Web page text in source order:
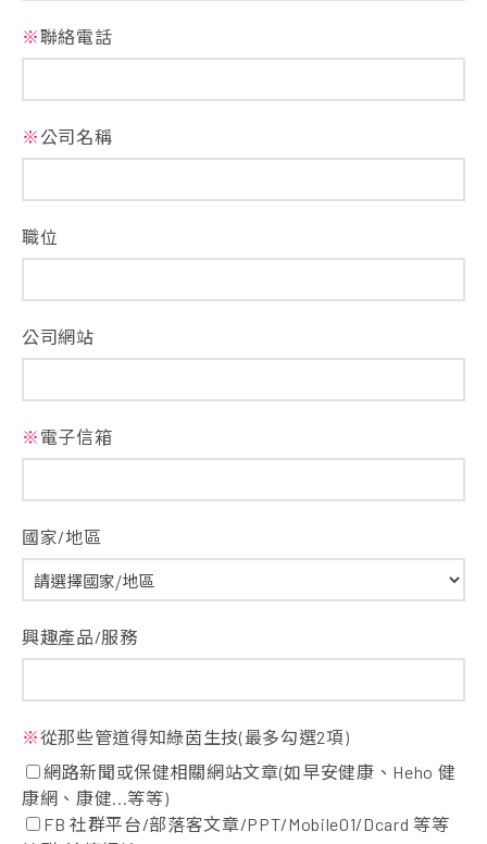
※聯絡電話
※ 公司名稱
職位
公司網站
※ 電子信箱
國家/地區
興趣產品/服務
※從那些管道得知綠茵生技(最多勾選2項)
網路新聞或保健相關網站文章(如早安健康、Heho 健
康網、康健...等等)
FB 社群平台/部落客文章/PPT/Mobile01/Dcard 等等